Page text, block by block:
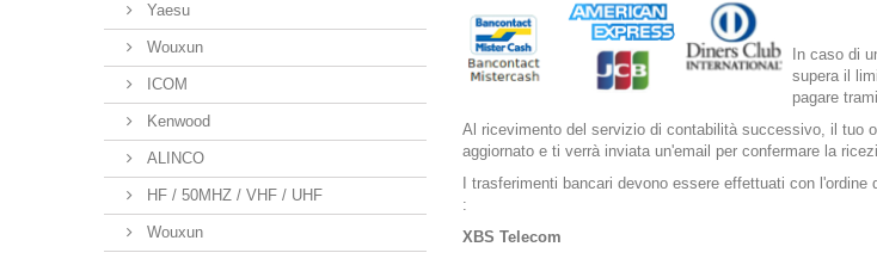
Yaesu
Wouxun
ICOM
Kenwood
ALINCO
HF / 50MHZ / VHF / UHF
Wouxun
In caso di
supera il
pagare
Al ricevimento del servizio di contabilità successivo, il tuo
aggiornato e ti verrà inviata un'email per confermare la
I trasferimenti bancari devono essere effettuati con l'ordine
:
XBS Telecom